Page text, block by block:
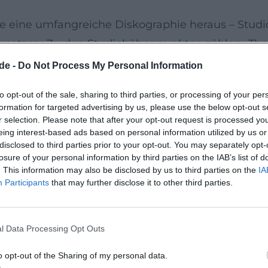
- Do Not Process My Personal Information
opt-out of the sale, sharing to third parties, or processing of your
for targeted advertising by us, please use the below opt-out
selection. Please note that after your opt-out request is processed
interest-based ads based on personal information utilized by us
to third parties prior to your opt-out. You may separately
of your personal information by third parties on the IAB’s list of
This information may also be disclosed by us to third parties on the
Participants that may further disclose it to other third parties.
Data Processing Opt Outs
opt-out of the Sharing of my personal data.
eine umfangreiche Diskographie heraus –
Zu den Studiohöhenpunkten zählen „The
Little“ (2007), „Christmas with the Ukulele
Girls“ (2015), „The Originals“ (2016) und
at the Royal Albert Hall“ konservieren die
Fassung von „Dy-Na-Mi-Tee“ die UK-
Repertoirepflege,
bis „Anarchy in the U.K.“
mit Gattungscodes. „Ode an die
Ballade; „Pinball Wizard“ wird in
weil die Band die Parameter Tonart,
Performance schärft so ein Hörerlebnis